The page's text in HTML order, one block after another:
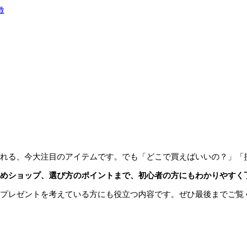
る、今大注目のアイテムです。でも「どこで買えばいいの？」
ショップ、選び方のポイントまで、初心者の方にもわかりやす
レゼントを考えている方にも役立つ内容です。ぜひ最後までご覧